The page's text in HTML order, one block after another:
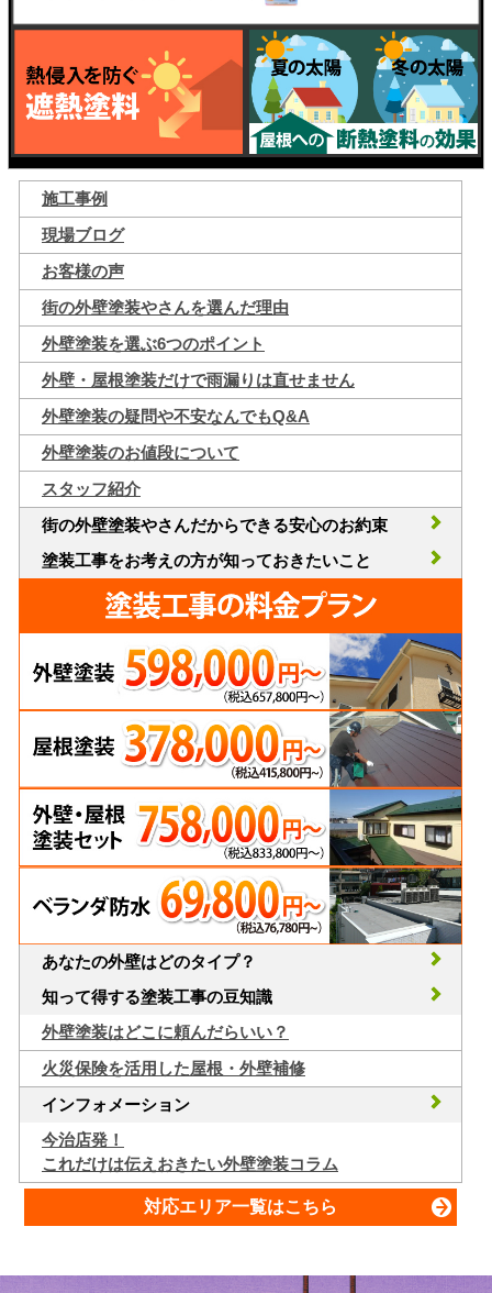
施工事例
現場ブログ
お客様の声
街の外壁塗装やさんを選んだ理由
外壁塗装を選ぶ6つのポイント
外壁・屋根塗装だけで雨漏りは直せません
外壁塗装の疑問や不安なんでもQ&A
外壁塗装のお値段について
スタッフ紹介
街の外壁塗装やさんだからできる安心のお約束
塗装工事をお考えの方が知っておきたいこと
あなたの外壁はどのタイプ？
知って得する塗装工事の豆知識
外壁塗装はどこに頼んだらいい？
火災保険を活用した屋根・外壁補修
インフォメーション
今治店発！
これだけは伝えおきたい外壁塗装コラム
対応エリア一覧はこちら